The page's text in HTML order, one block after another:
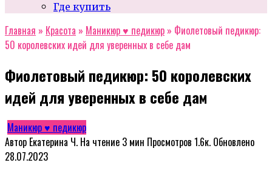
Где купить
Главная » Красота » Маникюр ♥ педикюр » Фиолетовый педикюр:
50 королевских идей для уверенных в себе дам
Фиолетовый педикюр: 50 королевских
идей для уверенных в себе дам
Маникюр ♥ педикюр
Автор Екатерина Ч. На чтение 3 мин Просмотров 1.6к. Обновлено
28.07.2023